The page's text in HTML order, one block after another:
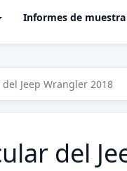
Informes de muestra
Jeep Wrangler 2018
del